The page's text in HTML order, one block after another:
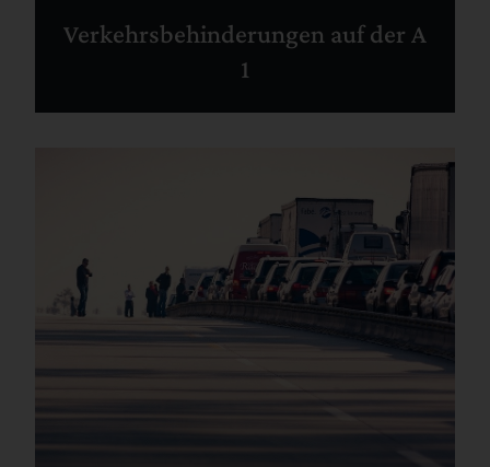
Verkehrsbehinderungen auf der A
1